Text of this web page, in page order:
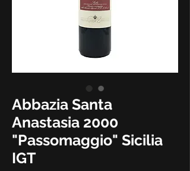
Abbazia Santa
Anastasia 2000
"Passomaggio" Sicilia
IGT